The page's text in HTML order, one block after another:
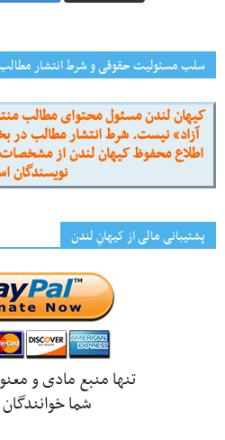
سلب مسئولیت حقوقی و شرط انتشار
کیهان لندن مسئول محتوای مطالب
آزاد» نیست. شرط انتشار مطالب در
اطلاع محفوظ کیهان لندن از
نویسندگان
پشتیبانی مالی از کیهانِ لندن
تنها منبع مادی و
شما